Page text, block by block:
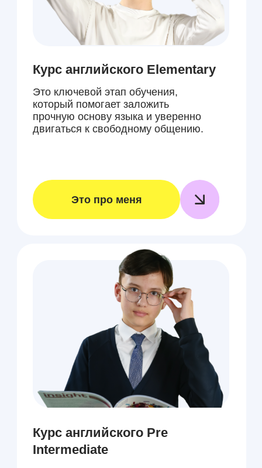
Курсы английского Upper-
Intermediate
Курсы английского дают ключ к
свободному и уверенно
выстроенному общению на
иностранном языке.
Это про меня
Это про меня
Помогает преодолеть языковой барьер
и выйти на уверенный уровень
общения на английском языке.
Курсы английского
Intermediate